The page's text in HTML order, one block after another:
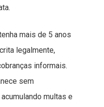
mais de 5 anos
legalmente,
informais.
sem
multas e